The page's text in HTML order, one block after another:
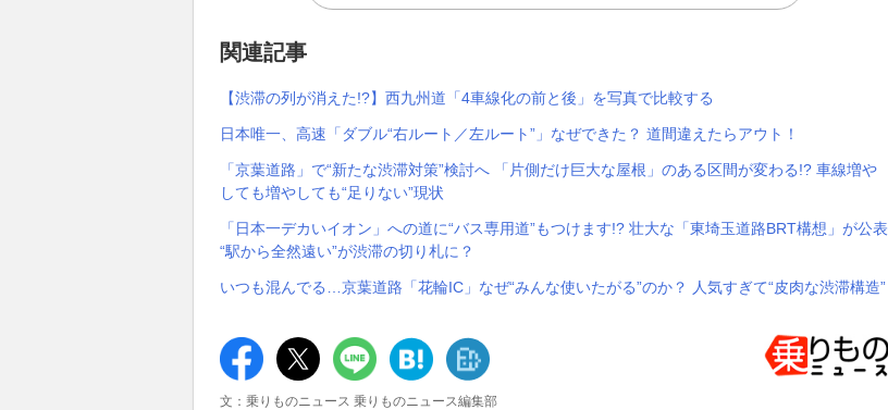
関連記事
【渋滞の列が消えた!?】西九州道「4車線化の前と後」を写真で比較する
日本唯一、高速「ダブル“右ルート／左ルート”」なぜできた？ 道間違えたらアウト！
「京葉道路」で“新たな渋滞対策”検討へ 「片側だけ巨大な屋根」のある区間が変わる!? 車線増や
しても増やしても“足りない”現状
「日本一デカいイオン」への道に“バス専用道”もつけます!? 壮大な「東埼玉道路BRT構想」が公表
“駅から全然遠い”が渋滞の切り札に？
いつも混んでる…京葉道路「花輪IC」なぜ“みんな使いたがる”のか？ 人気すぎて“皮肉な渋滞構造”
文：乗りものニュース 乗りものニュース編集部